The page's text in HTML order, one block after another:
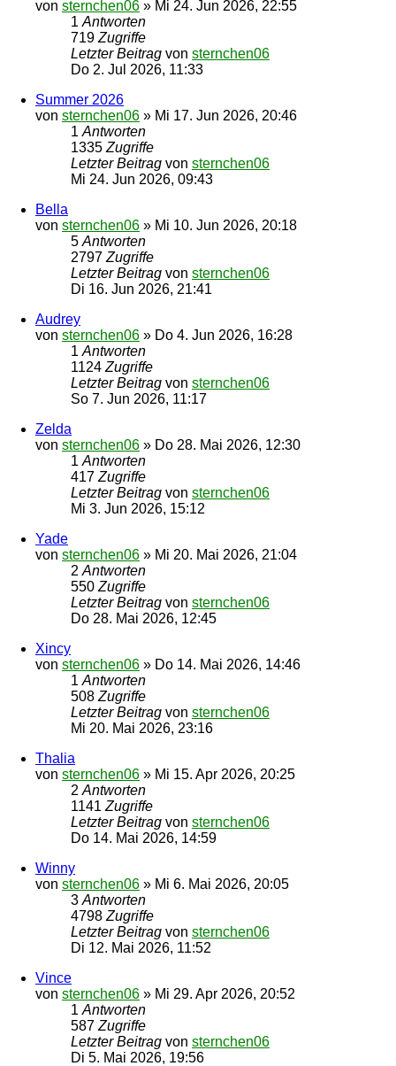
von sternchen06 » Mi 24. Jun 2026, 22:55
1 Antworten
719 Zugriffe
Letzter Beitrag von sternchen06
Do 2. Jul 2026, 11:33
Summer 2026
von sternchen06 » Mi 17. Jun 2026, 20:46
1 Antworten
1335 Zugriffe
Letzter Beitrag von sternchen06
Mi 24. Jun 2026, 09:43
Bella
von sternchen06 » Mi 10. Jun 2026, 20:18
5 Antworten
2797 Zugriffe
Letzter Beitrag von sternchen06
Di 16. Jun 2026, 21:41
Audrey
von sternchen06 » Do 4. Jun 2026, 16:28
1 Antworten
1124 Zugriffe
Letzter Beitrag von sternchen06
So 7. Jun 2026, 11:17
Zelda
von sternchen06 » Do 28. Mai 2026, 12:30
1 Antworten
417 Zugriffe
Letzter Beitrag von sternchen06
Mi 3. Jun 2026, 15:12
Yade
von sternchen06 » Mi 20. Mai 2026, 21:04
2 Antworten
550 Zugriffe
Letzter Beitrag von sternchen06
Do 28. Mai 2026, 12:45
Xincy
von sternchen06 » Do 14. Mai 2026, 14:46
1 Antworten
508 Zugriffe
Letzter Beitrag von sternchen06
Mi 20. Mai 2026, 23:16
Thalia
von sternchen06 » Mi 15. Apr 2026, 20:25
2 Antworten
1141 Zugriffe
Letzter Beitrag von sternchen06
Do 14. Mai 2026, 14:59
Winny
von sternchen06 » Mi 6. Mai 2026, 20:05
3 Antworten
4798 Zugriffe
Letzter Beitrag von sternchen06
Di 12. Mai 2026, 11:52
Vince
von sternchen06 » Mi 29. Apr 2026, 20:52
1 Antworten
587 Zugriffe
Letzter Beitrag von sternchen06
Di 5. Mai 2026, 19:56